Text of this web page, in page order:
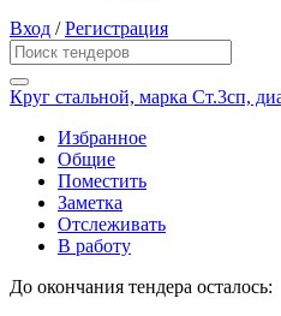
Вход /Регистрация
Круг стальной, марка Ст.3сп,
Избранное
Общие
Поместить
Заметка
Отслеживать
В работу
До окончания тендера осталось: